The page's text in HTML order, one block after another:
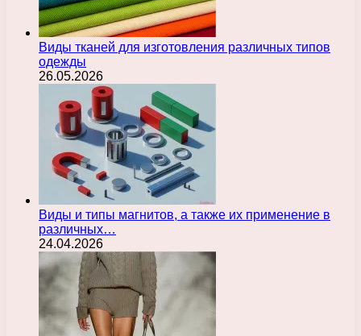
Виды тканей для изготовления различных типов
одежды
26.05.2026
Виды и типы магнитов, а также их применение в
различных…
24.04.2026